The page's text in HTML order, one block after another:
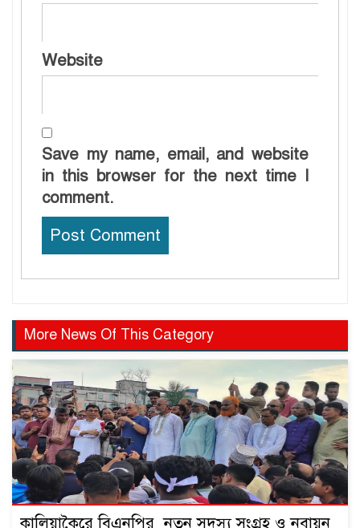
Website
Save my name, email, and website
in this browser for the next time I
comment.
More News Of This Category
কালিয়াকৈরে বিএনপির নতুন সদস্য সংগ্রহ ও নবায়ন